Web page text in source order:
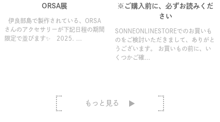
ORSA展
伊良部島で製作されている、ORSA
さんのアクセサリーが下記日程の期間
限定で並びます✨ 2025. ...
※ご購入前に、必ずお読みくだ
さい
SONNEONLINESTOREでのお買いも
のをご検討いただきまして、ありがと
うございます。 お買いもの前に、い
くつかご確...
もっと見る